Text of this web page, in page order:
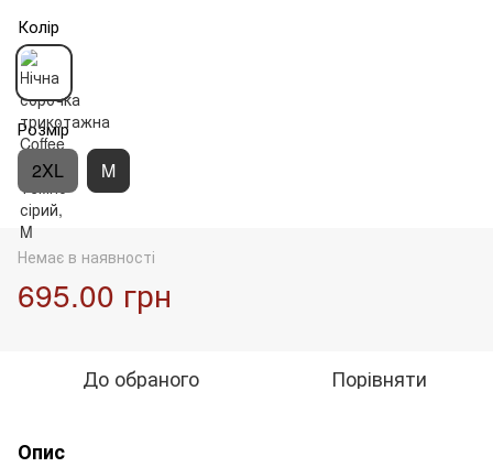
Колір
Розмір
2XL M
Немає в наявності
695.00 грн
До обраного Порівняти
Опис